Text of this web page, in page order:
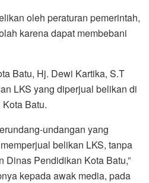
oleh peraturan pemerintah,
karena dapat membebani
Batu, Hj. Dewi Kartika, S.T
LKS yang diperjual belikan di
Batu.
undangan yang
belikan LKS, tanpa
Dinas Pendidikan Kota Batu,”
kepada awak media, pada